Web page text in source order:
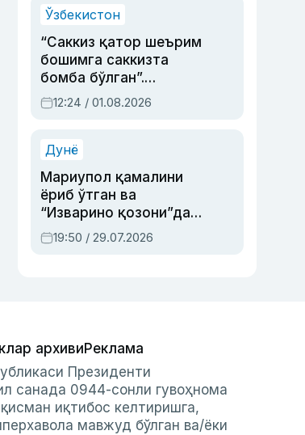
Ўзбекистон
“Саккиз қатор шеърим
бошимга саккизта
бомба бўлган”.
Абдулла Ориповни
сиёсий айбловлардан
12:24 / 01.08.2026
Дунё
Мариупол қамалини
ёриб ўтган ва
“Изварино қозони”дан
чиққан қаҳрамон —
Украина армияси бош
19:50 / 29.07.2026
архивиРеклама
Президенти
санада 0944-сонли гувоҳнома
иқтибос келтиришга,
мавжуд бўлган ва/ёки